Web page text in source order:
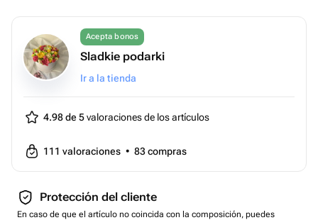
Acepta bonos
Sladkie podarki
Ir a la tienda
4.98 de 5valoraciones de los artículos
111 valoraciones • 83compras
Protección del cliente
En caso de que el artículo no coincida con la composición, puedes